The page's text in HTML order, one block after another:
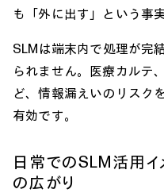
も「外に出す」という事
SLMは端末内で処理が完
られません。医療カルテ
ど、情報漏えいのリスク
有効です。
日常でのSLM活用イ
の広がり